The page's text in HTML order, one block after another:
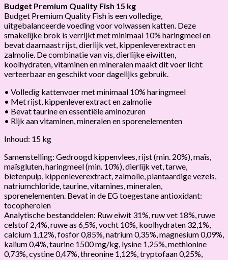
Budget Premium Quality Fish 15 kg
Budget Premium Quality Fish is een volledige,
uitgebalanceerde voeding voor volwassen katten. Deze
smakelijke brok is verrijkt met minimaal 10% haringmeel en
bevat daarnaast rijst, dierlijk vet, kippenleverextract en
zalmolie. De combinatie van vis, dierlijke eiwitten,
koolhydraten, vitaminen en mineralen maakt dit voer licht
verteerbaar en geschikt voor dagelijks gebruik.
• Volledig kattenvoer met minimaal 10% haringmeel
• Met rijst, kippenleverextract en zalmolie
• Bevat taurine en essentiële aminozuren
• Rijk aan vitaminen, mineralen en sporenelementen
Inhoud: 15 kg
Samenstelling: Gedroogd kippenvlees, rijst (min. 20%), maïs,
maïsgluten, haringmeel (min. 10%), dierlijk vet, tarwe,
bietenpulp, kippenleverextract, zalmolie, plantaardige vezels,
natriumchloride, taurine, vitamines, mineralen,
sporenelementen. Bevat in de EG toegestane antioxidant:
tocopherolen
Analytische bestanddelen: Ruw eiwit 31%, ruw vet 18%, ruwe
celstof 2,4%, ruwe as 6,5%, vocht 10%, koolhydraten 32,1%,
calcium 1,12%, fosfor 0,85%, natrium 0,35%, magnesium 0,09%,
kalium 0,4%, taurine 1500 mg/kg, lysine 1,25%, methionine
0,73%, cystine 0,47%, threonine 1,12%, tryptofaan 0,25%,